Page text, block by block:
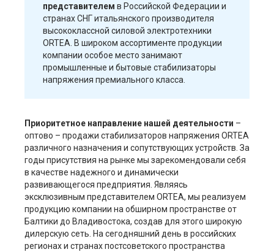
представителем в Российской Федерации и
странах СНГ итальянского производителя
высококлассной силовой электротехники
ORTEA. В широком ассортименте продукции
компании особое место занимают
промышленные и бытовые стабилизаторы
напряжения премиального класса.
Приоритетное направление нашей деятельности –
оптово – продажи стабилизаторов напряжения ORTEA
различного назначения и сопутствующих устройств. За
годы присутствия на рынке мы зарекомендовали себя
в качестве надежного и динамически
развивающегося предприятия. Являясь
эксклюзивным представителем ORTEA, мы реализуем
продукцию компании на обширном пространстве от
Балтики до Владивостока, создав для этого широкую
дилерскую сеть. На сегодняшний день в российских
регионах и странах постсоветского пространства